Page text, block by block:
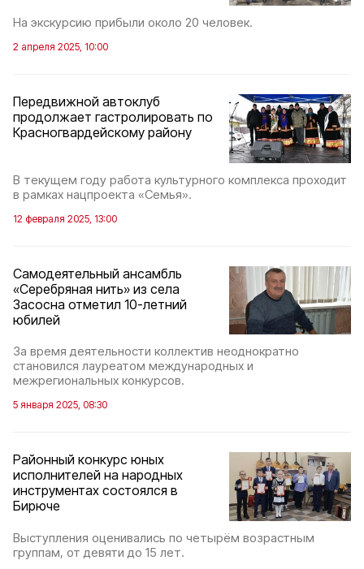
На экскурсию прибыли около 20 человек.
2 апреля 2025, 10:00
Передвижной автоклуб
продолжает гастролировать по
Красногвардейскому району
В текущем году работа культурного комплекса проходит
в рамках нацпроекта «Семья».
12 февраля 2025, 13:00
Самодеятельный ансамбль
«Серебряная нить» из села
Засосна отметил 10-летний
юбилей
За время деятельности коллектив неоднократно
становился лауреатом международных и
межрегиональных конкурсов.
5 января 2025, 08:30
Районный конкурс юных
исполнителей на народных
инструментах состоялся в
Бирюче
Выступления оценивались по четырём возрастным
группам, от девяти до 15 лет.